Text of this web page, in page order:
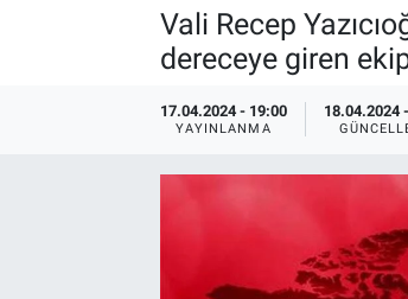
Vali Recep
dereceye giren
17.04.2024 - 19:00
YAYINLANMA
18.04.2024
Kültür Sanat
Son Dakika Haberleri
Haber Arşivi